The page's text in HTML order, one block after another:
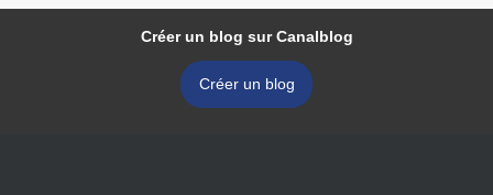
Créer un blog sur Canalblog
Créer un blog